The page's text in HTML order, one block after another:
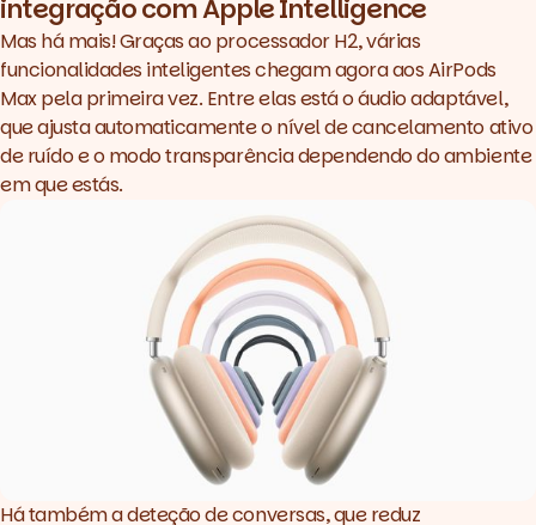
integração com Apple Intelligence
Mas há mais! Graças ao processador H2, várias
funcionalidades inteligentes chegam agora aos AirPods
Max pela primeira vez. Entre elas está o áudio adaptável,
que ajusta automaticamente o nível de cancelamento ativo
de ruído e o modo transparência dependendo do ambiente
em que estás.
Há também a deteção de conversas, que reduz